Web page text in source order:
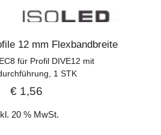
12 mm Flexbandbreite
für Profil DIVE12 mit
1 STK
€1,56
20 % MwSt.